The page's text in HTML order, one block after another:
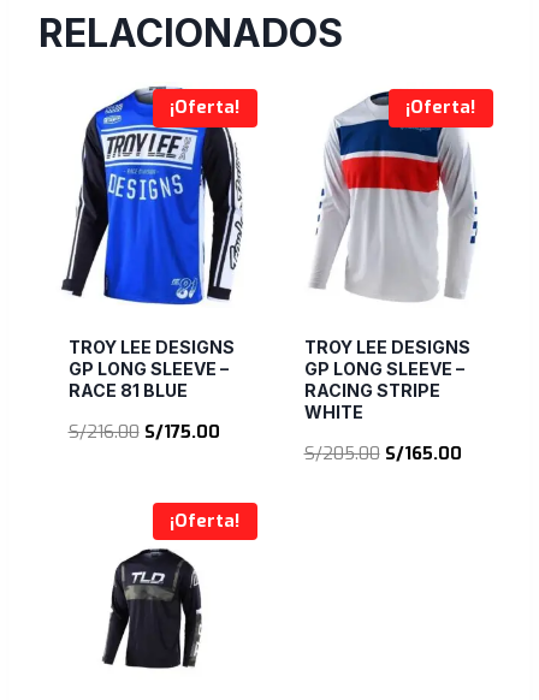
RELACIONADOS
¡Oferta!
TROY LEE DESIGNS
GP LONG SLEEVE –
RACE 81 BLUE
S/216.00 El
era:
S/216.00.
S/175.00El
es:
S/175.00.
¡Oferta!
TROY LEE DESIGNS
GP LONG SLEEVE –
RACING STRIPE
WHITE
S/205.00 El
S/165.00El
¡Oferta!